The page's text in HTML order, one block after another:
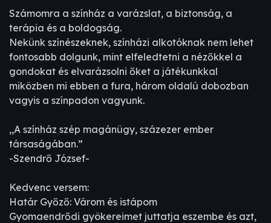
Számomra a színház a varázslat, a biztonság, a
terápia és a boldogság.
Nekünk színészeknek, színházi alkotóknak nem lehet
fontosabb dolgunk, mint elfeledtetni a nézőkkel a
gondokat és elvarázsolni őket a játékunkkal
miközben mi ebben a fura, három oldalú dobozban
vagyis a színpadon vagyunk.
,,A színház szép magánügy, százezer ember
társaságában.”
-Szendrő József-
Kedvenc versem:
Határ Győző: Várom és istápom
Gyomaendrődi gyökereimet juttatja eszembe és azt,